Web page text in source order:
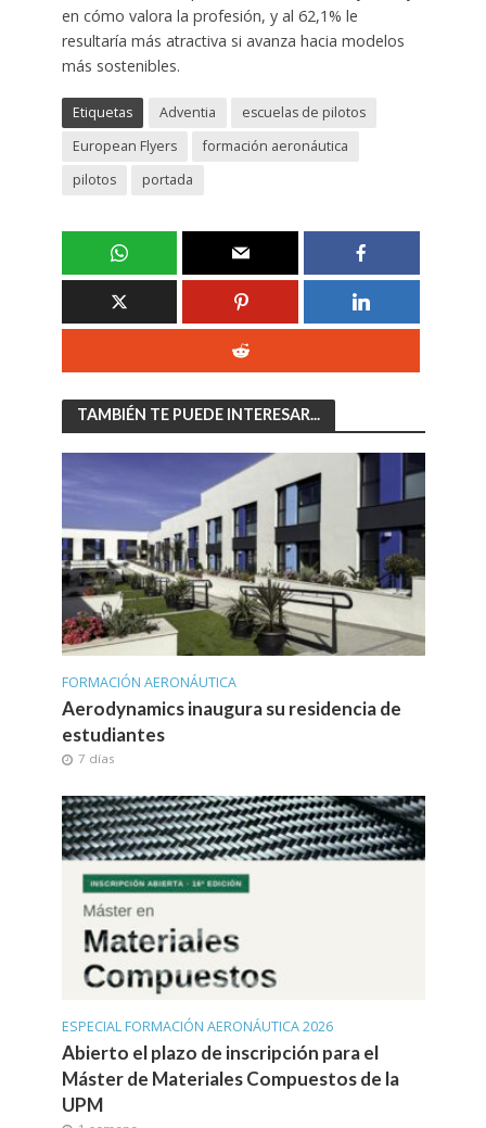
en cómo valora la profesión, y al 62,1% le
resultaría más atractiva si avanza hacia modelos
más sostenibles.
Etiquetas Adventia
escuelas de pilotos
European Flyers
formación aeronáutica
pilotos
portada
TAMBIÉN TE PUEDE INTERESAR...
FORMACIÓN AERONÁUTICA
Aerodynamics inaugura su residencia de
estudiantes
7 días
ESPECIAL FORMACIÓN AERONÁUTICA 2026
Abierto el plazo de inscripción para el
Máster de Materiales Compuestos de la
UPM